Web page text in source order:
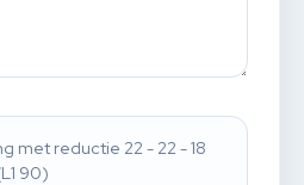
met reductie 22 - 22 - 18
90)